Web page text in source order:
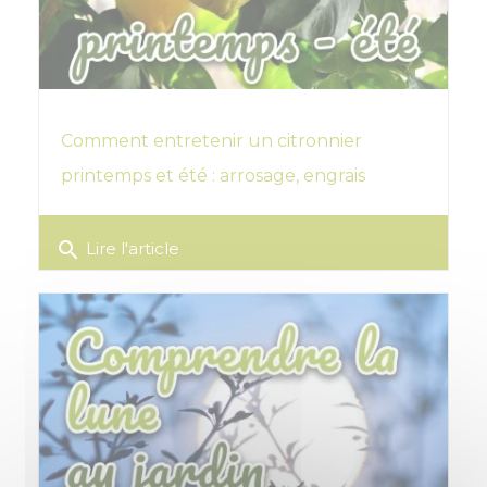
Comment entretenir un citronnier
printemps et été : arrosage, engrais
search Lire l'article